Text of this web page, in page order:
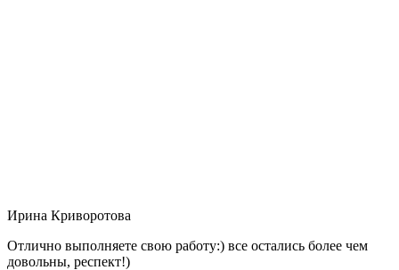
Ирина Криворотова
Отлично выполняете свою работу:) все остались более чем
довольны, респект!)